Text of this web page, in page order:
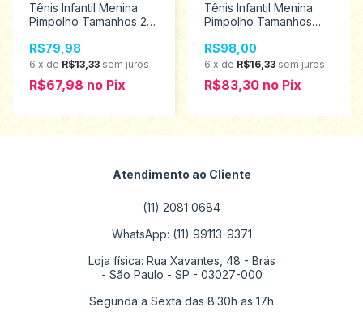
Tênis Infantil Menina
Pimpolho Tamanhos 22
R$79,98
6 x de R$13,33 sem juros
R$67,98 no Pix
Tênis Infantil Menina
Pimpolho Tamanhos
R$98,00
6 x de R$16,33 sem juros
R$83,30 no Pix
Atendimento ao Cliente
(11) 2081 0684
WhatsApp: (11) 99113-9371
Loja física: Rua Xavantes, 48 - Brás
- São Paulo - SP - 03027-000
Segunda a Sexta das 8:30h as 17h